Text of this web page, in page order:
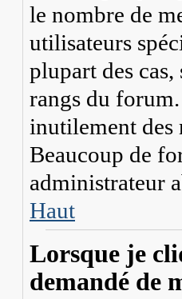
le nombre de
utilisateurs
plupart des
rangs du
inutilement des
Beaucoup de
administrateur
Haut
Lorsque je
demandé de